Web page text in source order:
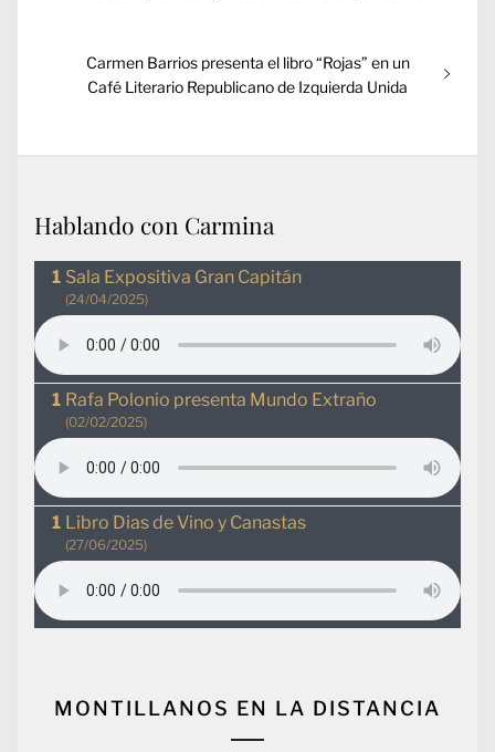
Entrada
siguiente:
Carmen Barrios presenta el libro “Rojas” en un
Café Literario Republicano de Izquierda Unida
Hablando con Carmina
Sala Expositiva Gran Capitán
(24/04/2025)
Rafa Polonio presenta Mundo Extraño
(02/02/2025)
Libro Dias de Vino y Canastas
(27/06/2025)
MONTILLANOS EN LA DISTANCIA